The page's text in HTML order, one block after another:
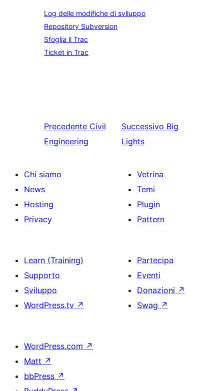
Log delle modifiche di sviluppo
Repository Subversion
Sfoglia il Trac
Ticket in Trac
Precedente Civil
Engineering
Successivo Big
Lights
Chi siamo
News
Hosting
Privacy
Vetrina
Temi
Plugin
Pattern
Learn (Training)
Supporto
Sviluppo
WordPress.tv ↗
Partecipa
Eventi
Donazioni ↗
Swag ↗
WordPress.com ↗
Matt ↗
bbPress ↗